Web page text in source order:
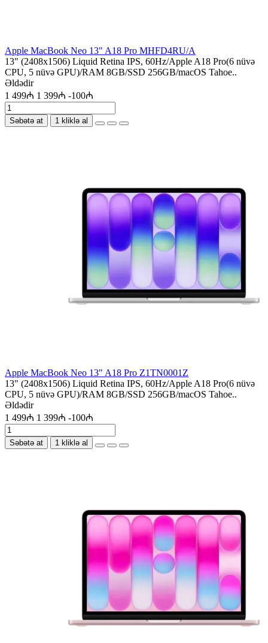
Apple MacBook Neo 13" A18 Pro MHFD4RU/A
13" (2408x1506) Liquid Retina IPS, 60Hz/Apple A18 Pro(6 nüvə
CPU, 5 nüvə GPU)/RAM 8GB/SSD 256GB/macOS Tahoe..
Əldədir
1 499₼ 1 399₼ -100₼
Səbətə at 1 kliklə al
Apple MacBook Neo 13" A18 Pro Z1TN0001Z
13" (2408x1506) Liquid Retina IPS, 60Hz/Apple A18 Pro(6 nüvə
CPU, 5 nüvə GPU)/RAM 8GB/SSD 256GB/macOS Tahoe..
Əldədir
1 499₼ 1 399₼ -100₼
Səbətə at 1 kliklə al